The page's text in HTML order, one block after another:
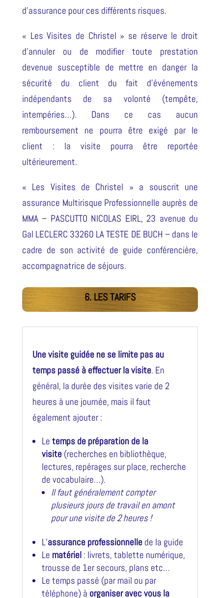
d’assurance pour ces différents risques.
« Les Visites de Christel » se réserve le droit
d’annuler ou de modifier toute prestation
devenue susceptible de mettre en danger la
sécurité du client du fait d’événements
indépendants de sa volonté (tempête,
intempéries…). Dans ce cas aucun
remboursement ne pourra être exigé par le
client : la visite pourra être reportée
ultérieurement.
« Les Visites de Christel » a souscrit une
assurance Multirisque Professionnelle auprès de
MMA – PASCUTTO NICOLAS EIRL, 23 avenue du
Gal LECLERC 33260 LA TESTE DE BUCH – dans le
cadre de son activité de guide conférencière,
accompagnatrice de séjours.
6. LES TARIFS
Une visite guidée ne se limite pas au
temps passé à effectuer la visite. En
général, la durée des visites varie de 2
heures à une journée, mais il faut
également ajouter :
Le temps de préparation de la
visite (recherches en bibliothèque,
lectures, repérages sur place, recherche
de vocabulaire…).
Il faut généralement compter
plusieurs jours de travail en amont
pour une visite de 2 heures !
L’assurance professionnelle de la guide
Le matériel : livrets, tablette numérique,
trousse de 1er secours, plans etc…
Le temps passé (par mail ou par
téléphone) à organiser avec vous la